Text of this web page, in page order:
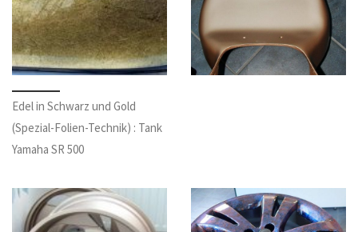
Edel in Schwarz und Gold
(Spezial-Folien-Technik) : Tank
Yamaha SR 500